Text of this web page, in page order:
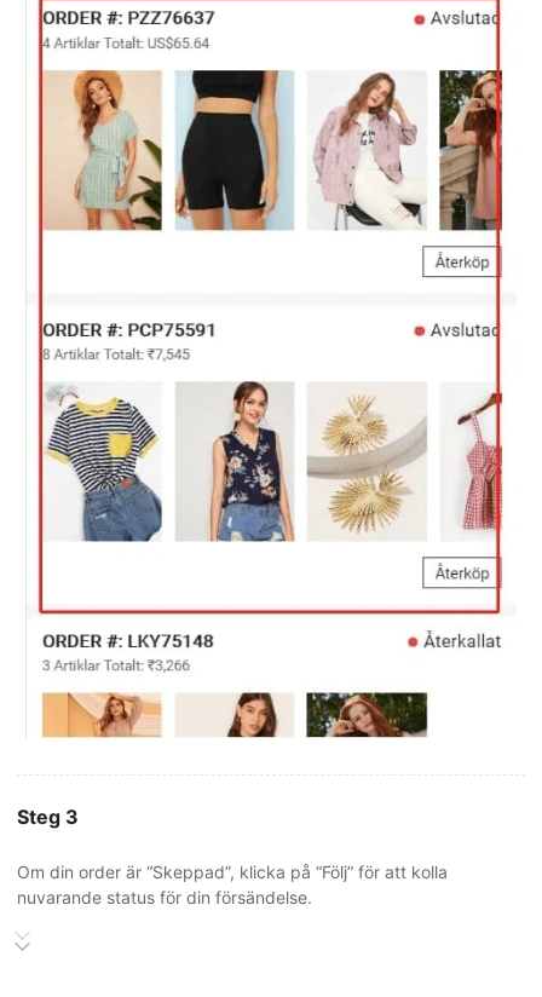
Steg 3
Om din order är “Skeppad”, klicka på “Följ” för att kolla
nuvarande status för din försändelse.